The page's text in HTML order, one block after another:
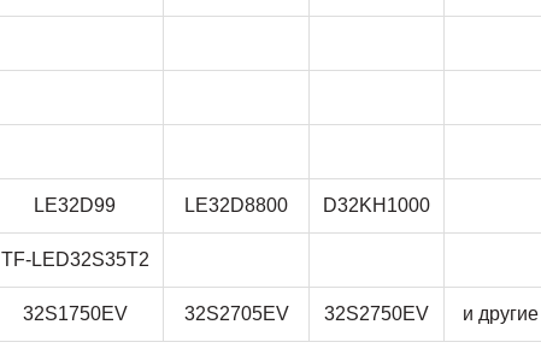
LE32D99 LE32D8800 D32KH1000
TF-LED32S35T2
32S1750EV 32S2705EV 32S2750EV и другие